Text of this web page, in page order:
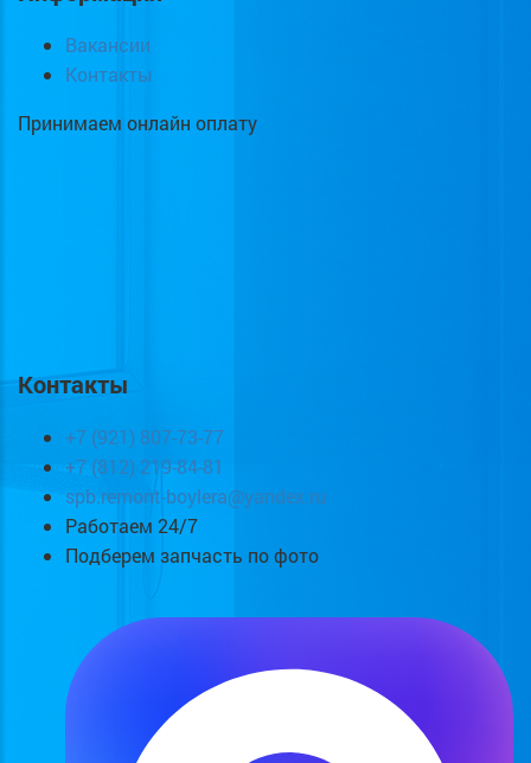
Вакансии
Контакты
Принимаем онлайн оплату
Контакты
+7 (921) 807-73-77
+7 (812) 219-84-81
spb.remont-boylera@yandex.ru
Работаем 24/7
Подберем запчасть по фото